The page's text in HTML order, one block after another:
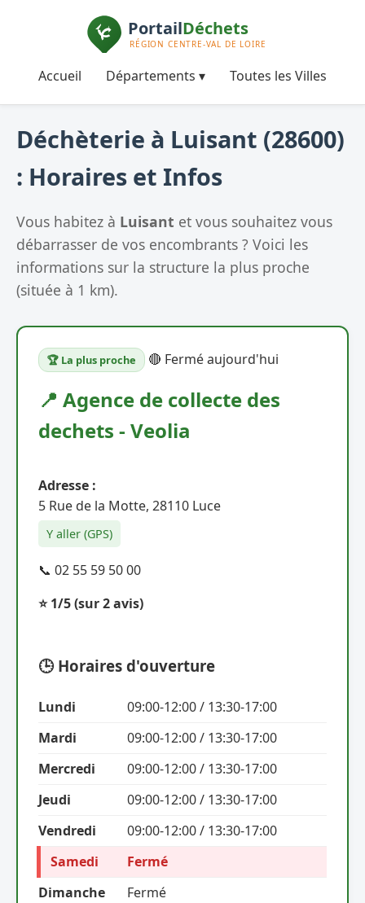
Accueil Départements ▾ Toutes les Villes
Déchèterie à Luisant (28600)
: Horaires et Infos
Vous habitez à Luisant et vous souhaitez vous
débarrasser de vos encombrants ? Voici les
informations sur la structure la plus proche
(située à 1 km).
🏆 La plus proche 🔴 Fermé aujourd'hui
📍 Agence de collecte des
dechets - Veolia
Adresse :
5 Rue de la Motte, 28110 Luce
Y aller (GPS)
📞 02 55 59 50 00
⭐ 1/5(sur 2 avis)
🕒 Horaires d'ouverture
Lundi
09:00-12:00 / 13:30-17:00
Mardi
09:00-12:00 / 13:30-17:00
Mercredi
09:00-12:00 / 13:30-17:00
Jeudi
09:00-12:00 / 13:30-17:00
Vendredi
09:00-12:00 / 13:30-17:00
Samedi
Fermé
Dimanche
Fermé